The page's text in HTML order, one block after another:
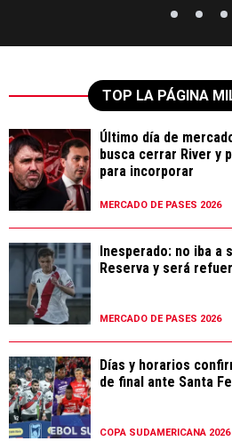
TOP LA PÁGINA
Último día de
busca cerrar River y
para incorporar
MERCADO DE PASES 2026
Inesperado: no iba a
Reserva y será
MERCADO DE PASES 2026
Días y horarios
de final ante Santa
COPA SUDAMERICANA 2026